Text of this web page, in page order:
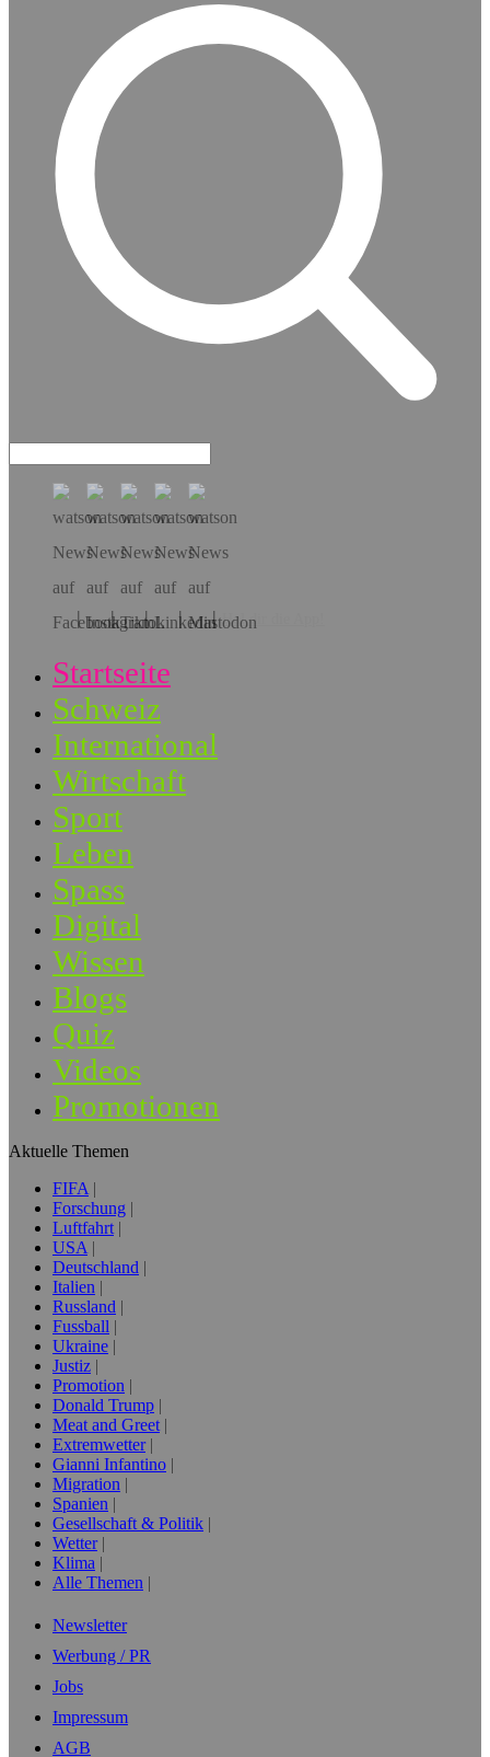
Hol dir die App!
Startseite
Schweiz
International
Wirtschaft
Sport
Leben
Spass
Digital
Wissen
Blogs
Quiz
Videos
Promotionen
Aktuelle Themen
FIFA
Forschung
Luftfahrt
USA
Deutschland
Italien
Russland
Fussball
Ukraine
Justiz
Promotion
Donald Trump
Meat and Greet
Extremwetter
Gianni Infantino
Migration
Spanien
Gesellschaft & Politik
Wetter
Klima
Alle Themen
Newsletter
Werbung / PR
Jobs
Impressum
AGB